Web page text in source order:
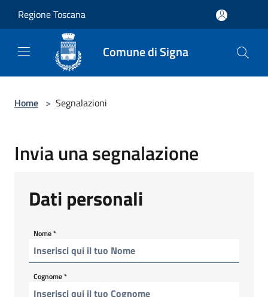
Regione Toscana
Comune di Signa
Home > Segnalazioni
Invia una segnalazione
Dati personali
Nome*
Cognome*